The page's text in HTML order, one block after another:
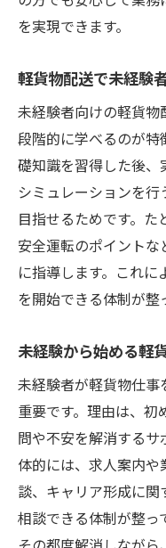
を実現できます。
軽貨物配送で未経験
未経験者向けの軽貨物
段階的に学べるのが特
礎知識を習得した後
シミュレーションを
目指せるためです。
安全運転のポイント
に指導します。これ
を開始できる体制が整
未経験から始める軽
未経験者が軽貨物仕
重要です。理由は、
問や不安を解消する
体的には、求人案内
談、キャリア形成に
相談できる体制が整っ